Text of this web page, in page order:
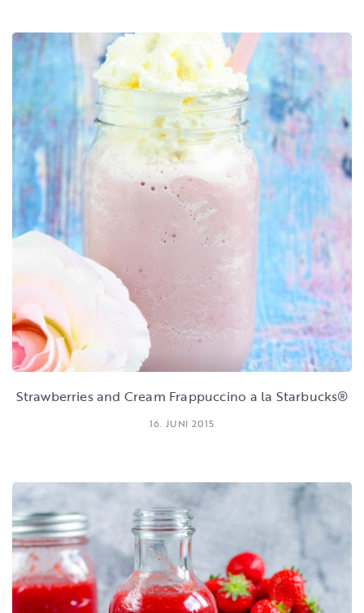
Strawberries and Cream Frappuccino a la Starbucks®
16. JUNI 2015